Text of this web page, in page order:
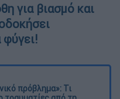
για βιασμό και
φύγει!
πρόβλημα»: Τι